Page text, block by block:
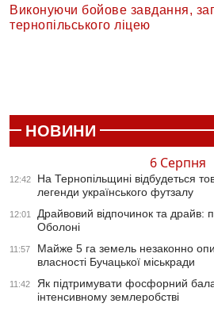
Виконуючи бойове завдання,
тернопільського ліцею
НОВИНИ
6 Серпня
12:42
На Тернопільщині відбудеться
легенди українського футзалу
12:01
Драйвовий відпочинок та драйв:
Оболоні
11:57
Майже 5 га земель незаконно
власності Бучацької міськради
11:42
Як підтримувати фосфорний
інтенсивному землеробстві